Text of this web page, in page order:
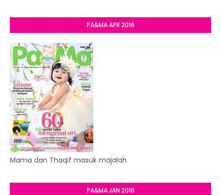
PA&MA APR 2016
Mama dan Thaqif masuk majalah
PA&MA JAN 2016